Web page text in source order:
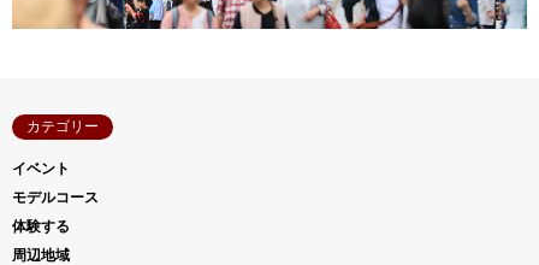
カテゴリー
イベント
モデルコース
体験する
周辺地域